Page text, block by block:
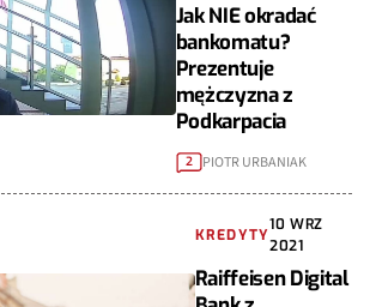
Jak NIE okradać
bankomatu?
Prezentuje
mężczyzna z
Podkarpacia
2 PIOTR URBANIAK
KREDYTY
10 WRZ
2021
Raiffeisen Digital